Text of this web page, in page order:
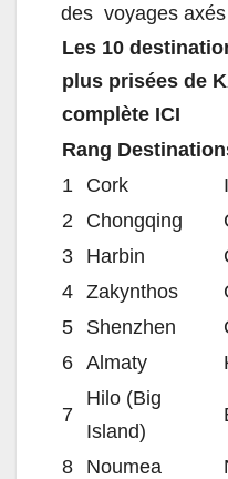
des voyages
Les 10
plus prisées de
complète ICI
Rang
1
Cork
2
Chongqing
3
Harbin
4 Zakynthos
5
Shenzhen
6 Almaty
7
Hilo (Big
Island)
8 Noumea